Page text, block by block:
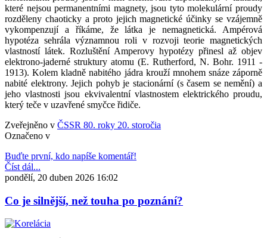
které nejsou permanentními magnety, jsou tyto molekulární proudy
rozděleny chaoticky a proto jejich magnetické účinky se vzájemně
vykompenzují a říkáme, že látka je nemagnetická. Ampérová
hypotéza sehrála významnou roli v rozvoji teorie magnetických
vlastností látek. Rozluštění Amperovy hypotézy přinesl až objev
elektrono-jaderné struktury atomu (E. Rutherford, N. Bohr. 1911 -
1913). Kolem kladně nabitého jádra krouží mnohem snáze záporně
nabité elektrony. Jejich pohyb je stacionární (s časem se nemění) a
jeho vlastnosti jsou ekvivalentní vlastnostem elektrického proudu,
který teče v uzavřené smyčce řidiče.
Zveřejněno v ČSSR 80. roky 20. storočia
Označeno v
Buďte první, kdo napíše komentář!
Číst dál...
pondělí, 20 duben 2026 16:02
Co je silnější, než touha po poznání?